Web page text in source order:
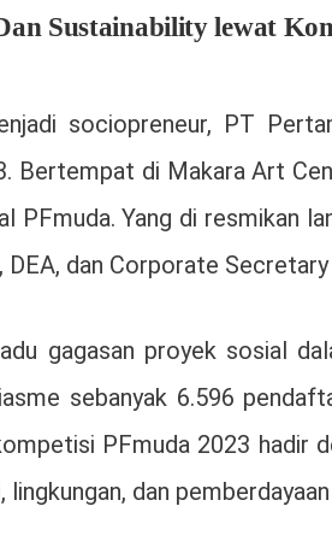
Sustainability lewat
sociopreneur, PT
Bertempat di Makara Art
Yang di resmikan
dan Corporate
gagasan proyek sosial
sebanyak 6.596
PFmuda 2023 hadir
dan